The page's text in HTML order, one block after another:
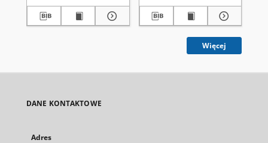
Więcej
DANE KONTAKTOWE
Adres